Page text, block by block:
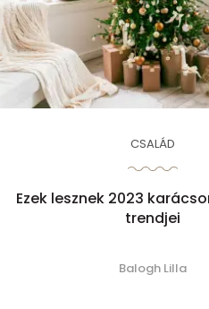
CSALÁD
Ezek lesznek 2023
trendjei
Balogh Lilla